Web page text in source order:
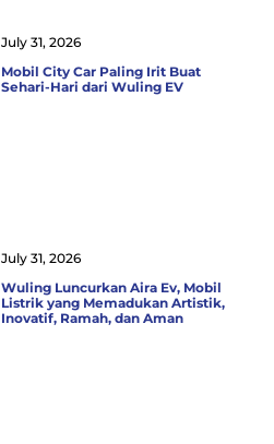
Mobil City Car Paling Irit Buat
Sehari-Hari dari Wuling EV
July 31, 2026
Wuling Luncurkan Aira Ev, Mobil
Listrik yang Memadukan Artistik,
Inovatif, Ramah, dan Aman
July 31, 2026